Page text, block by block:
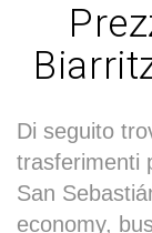
Di seguito
trasferimenti
San
economy,